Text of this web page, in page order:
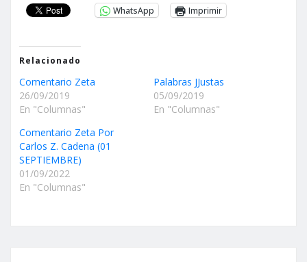
WhatsApp
Imprimir
Relacionado
Comentario Zeta
26/09/2019
En "Columnas"
Palabras JJustas
05/09/2019
En "Columnas"
Comentario Zeta Por
Carlos Z. Cadena (01
SEPTIEMBRE)
01/09/2022
En "Columnas"